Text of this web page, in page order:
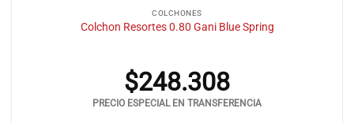
COLCHONES
Colchon Resortes 0.80 Gani Blue Spring
$248.308
PRECIO ESPECIAL EN TRANSFERENCIA